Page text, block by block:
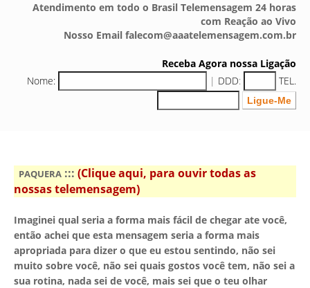
Atendimento em todo o Brasil Telemensagem 24 horas
com Reação ao Vivo
Nosso Email falecom@aaatelemensagem.com.br
Receba Agora nossa Ligação
Nome:
| DDD: TEL.
PAQUERA ::: (Clique aqui, para ouvir todas as
nossas telemensagem)
Imaginei qual seria a forma mais fácil de chegar ate você,
então achei que esta mensagem seria a forma mais
apropriada para dizer o que eu estou sentindo, não sei
muito sobre você, não sei quais gostos você tem, não sei a
sua rotina, nada sei de você, mais sei que o teu olhar